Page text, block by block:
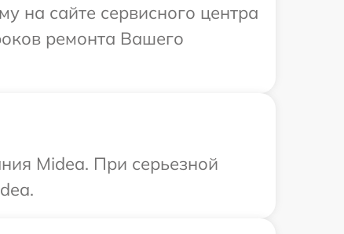
на сайте сервисного центра
ремонта Вашего
Midea. При серьезной